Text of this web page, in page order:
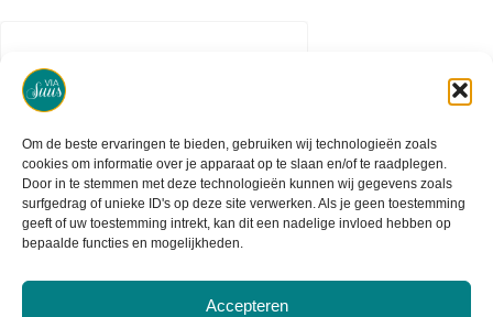
Om de beste ervaringen te bieden, gebruiken wij technologieën zoals
cookies om informatie over je apparaat op te slaan en/of te raadplegen.
Door in te stemmen met deze technologieën kunnen wij gegevens zoals
surfgedrag of unieke ID's op deze site verwerken. Als je geen toestemming
geeft of uw toestemming intrekt, kan dit een nadelige invloed hebben op
bepaalde functies en mogelijkheden.
Accepteren